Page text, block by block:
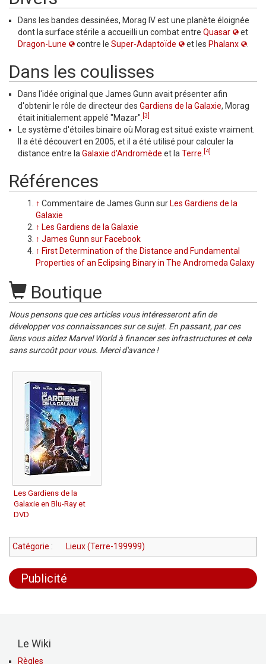
Dans les bandes dessinées, Morag IV est une planète éloignée
dont la surface stérile a accueilli un combat entre Quasar
et
Dragon-Lune
contre le Super-Adaptoïde et les Phalanx
Dans les coulisses
Dans l'idée original que James Gunn avait présenter afin
d'obtenir le rôle de directeur des Gardiens de la Galaxie, Morag
était initialement appelé "Mazar". [3]
Le système d'étoiles binaire où Morag est situé existe vraiment.
Il a été découvert en 2005, et il a été utilisé pour calculer la
distance entre la Galaxie d'Andromède et la Terre [4]
Références
↑ Commentaire de James Gunn sur Les Gardiens de la
Galaxie
↑ Les Gardiens de la Galaxie
↑ James Gunn sur Facebook
↑ First Determination of the Distance and Fundamental
Properties of an Eclipsing Binary in The Andromeda Galaxy
Boutique
Nous pensons que ces articles vous intéresseront afin de
développer vos connaissances sur ce sujet. En passant, par ces
liens vous aidez Marvel World à financer ses infrastructures et cela
sans surcoût pour vous. Merci d'avance !
Les Gardiens de la
Galaxie en Blu-Ray et
DVD
Catégorie : Lieux (Terre-199999)
Publicité
Le Wiki
Règles